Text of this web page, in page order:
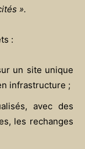
».
:
un site unique
infrastructure ;
avec des
les rechanges